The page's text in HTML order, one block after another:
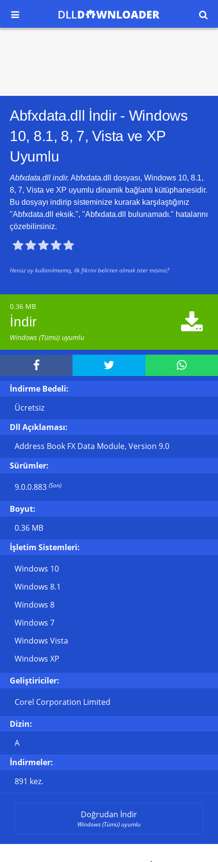
 
Abfxdata.dll İndir - Windows
10, 8.1, 8, 7, Vista ve XP
Uyumlu
Abfxdata.dll indir. Abfxdata.dll dosyası, Windows 10, 8.1,
8, 7, Vista ve XP uyumlu dinamik bağlantı kütüphanesidir.
Bu dosyayı indirip sisteminize kurarak karşılaştığınız
"Abfxdata.dll eksik.", "Abfxdata.dll bulunamadı." hatalarını
çözebilirsiniz.

Henüz oy kullanılmamış, ilk fikrini belirten olmak ister misiniz?
0.36 MB
İndir
Windows (Tümü) uyumlu

  
İndirme Bedeli:
Ücretsiz
Dll Açıklaması:
Address Book FX Data Module, Version 9.0
Sürümler:
9.0.0.883 (Son)
Boyut:
0.36 MB
İşletim Sistemleri:
Windows 10
Windows 8.1
Windows 8
Windows 7
Windows Vista
Windows XP
Geliştiriciler:
Corel Corporation Limited
Dizin:
A
İndirmeler:
891 kez.
Doğrudan İndir
Windows (Tümü) uyumlu